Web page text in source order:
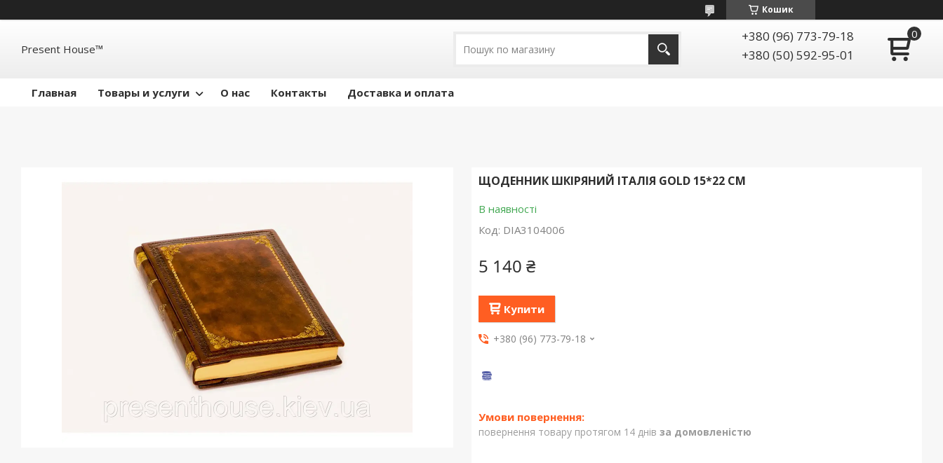
Кошик
Present House™
+380 (96) 773-79-18
+380 (50) 592-95-01
Главная Товары и услуги О нас Контакты Доставка и оплата
ЩОДЕННИК ШКІРЯНИЙ ІТАЛІЯ GOLD 15*22 СМ
В наявності
Код: DIA3104006
5 140 ₴
Купити
+380 (96) 773-79-18
повернення товару протягом 14 днів за домовленістю